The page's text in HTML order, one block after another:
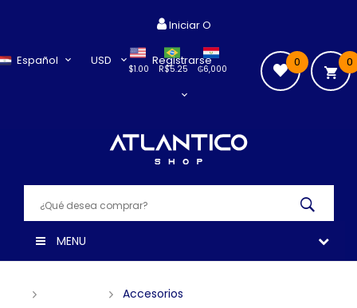
Español USD
$1.00 ₲6,000
R$5.25
Iniciar O
Registrarse 0
0
MENU
Accesorios